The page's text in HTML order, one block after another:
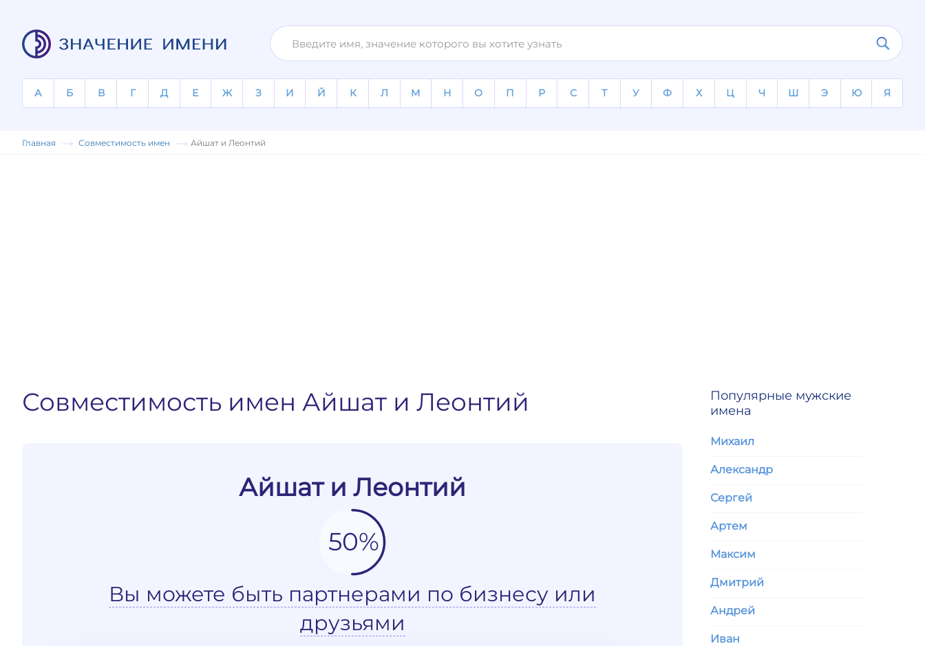
А Б В Г Д Е Ж З И Й К Л М Н О П Р С Т У Ф Х Ц Ч Ш Э Ю Я
Главная Совместимость имен Айшат и Леонтий
Совместимость имен Айшат и Леонтий
Айшат и Леонтий
50%
Вы можете быть партнерами по бизнесу или
друзьями
Популярные мужские
имена
Михаил
Александр
Сергей
Артем
Максим
Дмитрий
Андрей
Иван